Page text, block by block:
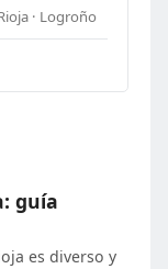
· Logroño
guía
es diverso y